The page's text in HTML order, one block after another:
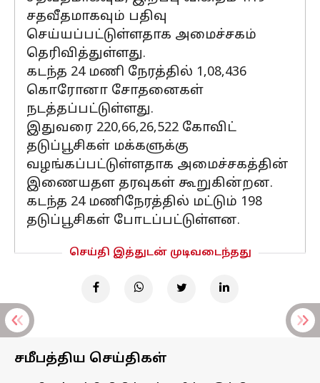
சதவீதமாகவும் பதிவு
செய்யப்பட்டுள்ளதாக அமைச்சகம்
தெரிவித்துள்ளது.
கடந்த 24 மணி நேரத்தில் 1,08,436
கொரோனா சோதனைகள்
நடத்தப்பட்டுள்ளது.
இதுவரை 220,66,26,522 கோவிட்
தடுப்பூசிகள் மக்களுக்கு
வழங்கப்பட்டுள்ளதாக அமைச்சகத்தின்
இணையதள தரவுகள் கூறுகின்றன.
கடந்த 24 மணிநேரத்தில் மட்டும் 198
தடுப்பூசிகள் போடப்பட்டுள்ளன.
செய்தி இத்துடன் முடிவடைந்தது
சமீபத்திய செய்திகள்